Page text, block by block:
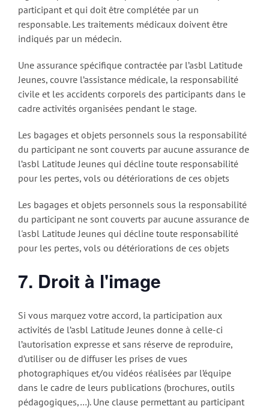
participant et qui doit être complétée par un
responsable. Les traitements médicaux doivent être
indiqués par un médecin.
Une assurance spécifique contractée par l’asbl Latitude
Jeunes, couvre l’assistance médicale, la responsabilité
civile et les accidents corporels des participants dans le
cadre activités organisées pendant le stage.
Les bagages et objets personnels sous la responsabilité
du participant ne sont couverts par aucune assurance de
l’asbl Latitude Jeunes qui décline toute responsabilité
pour les pertes, vols ou détériorations de ces objets
Les bagages et objets personnels sous la responsabilité
du participant ne sont couverts par aucune assurance de
l'asbl Latitude Jeunes qui décline toute responsabilité
pour les pertes, vols ou détériorations de ces objets
7. Droit à l'image
Si vous marquez votre accord, la participation aux
activités de l’asbl Latitude Jeunes donne à celle-ci
l’autorisation expresse et sans réserve de reproduire,
d’utiliser ou de diffuser les prises de vues
photographiques et/ou vidéos réalisées par l’équipe
dans le cadre de leurs publications (brochures, outils
pédagogiques,…). Une clause permettant au participant